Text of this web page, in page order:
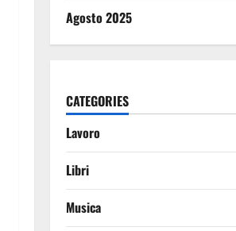
Agosto 2025
CATEGORIES
Lavoro
Libri
Musica